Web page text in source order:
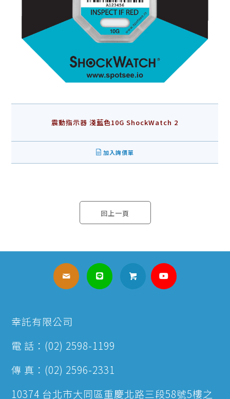
震動指示器 淺藍色10G ShockWatch 2
加入詢價單
回上一頁
幸託有限公司
電 話：(02) 2598-1199
傳 真：(02) 2596-2331
10374 台北市大同區重慶北路三段58號5樓之